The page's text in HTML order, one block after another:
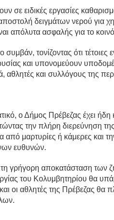
σε ειδικές εργασίες
δειγμάτων νερού για
απόλυτα ασφαλής για το
τονίζοντας ότι τέτοιες
και υπονομεύουν
αθλητές και συλλόγους της
ο Δήμος Πρέβεζας έχει ήδη
την πλήρη διερεύνηση της
μαρτυρίες ή κάμερες και
ευθυνών.
γρήγορη αποκατάσταση των
του Κολυμβητηρίου θα
οι αθλητές της Πρέβεζας θα